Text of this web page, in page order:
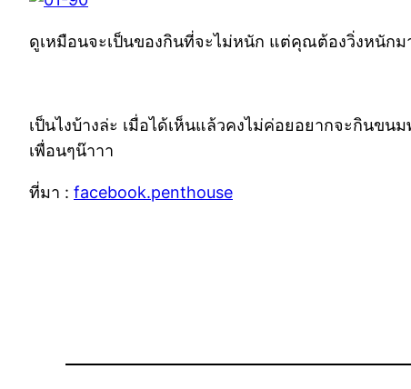
ดูเหมือนจะเป็นของกินที่จะไม่หนัก แต่คุณต้องวิ่งหนักม
เป็นไงบ้างล่ะ เมื่อได้เห็นแล้วคงไม่ค่อยอยากจะกินข
เพื่อนๆน๊าาา
ที่มา : facebook.penthouse